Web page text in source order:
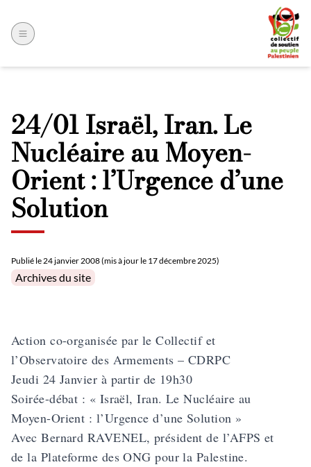
24/01 Israël, Iran. Le
Nucléaire au Moyen-
Orient : l’Urgence d’une
Solution
Publié le24 janvier 2008 (mis à jour le 17 décembre 2025)
Posted in
Archives du site
Action co-organisée par le Collectif et
l’Observatoire des Armements – CDRPC
Jeudi 24 Janvier à partir de 19h30
Soirée-débat : « Israël, Iran. Le Nucléaire au
Moyen-Orient : l’Urgence d’une Solution »
Avec Bernard RAVENEL, président de l’AFPS et
de la Plateforme des ONG pour la Palestine.